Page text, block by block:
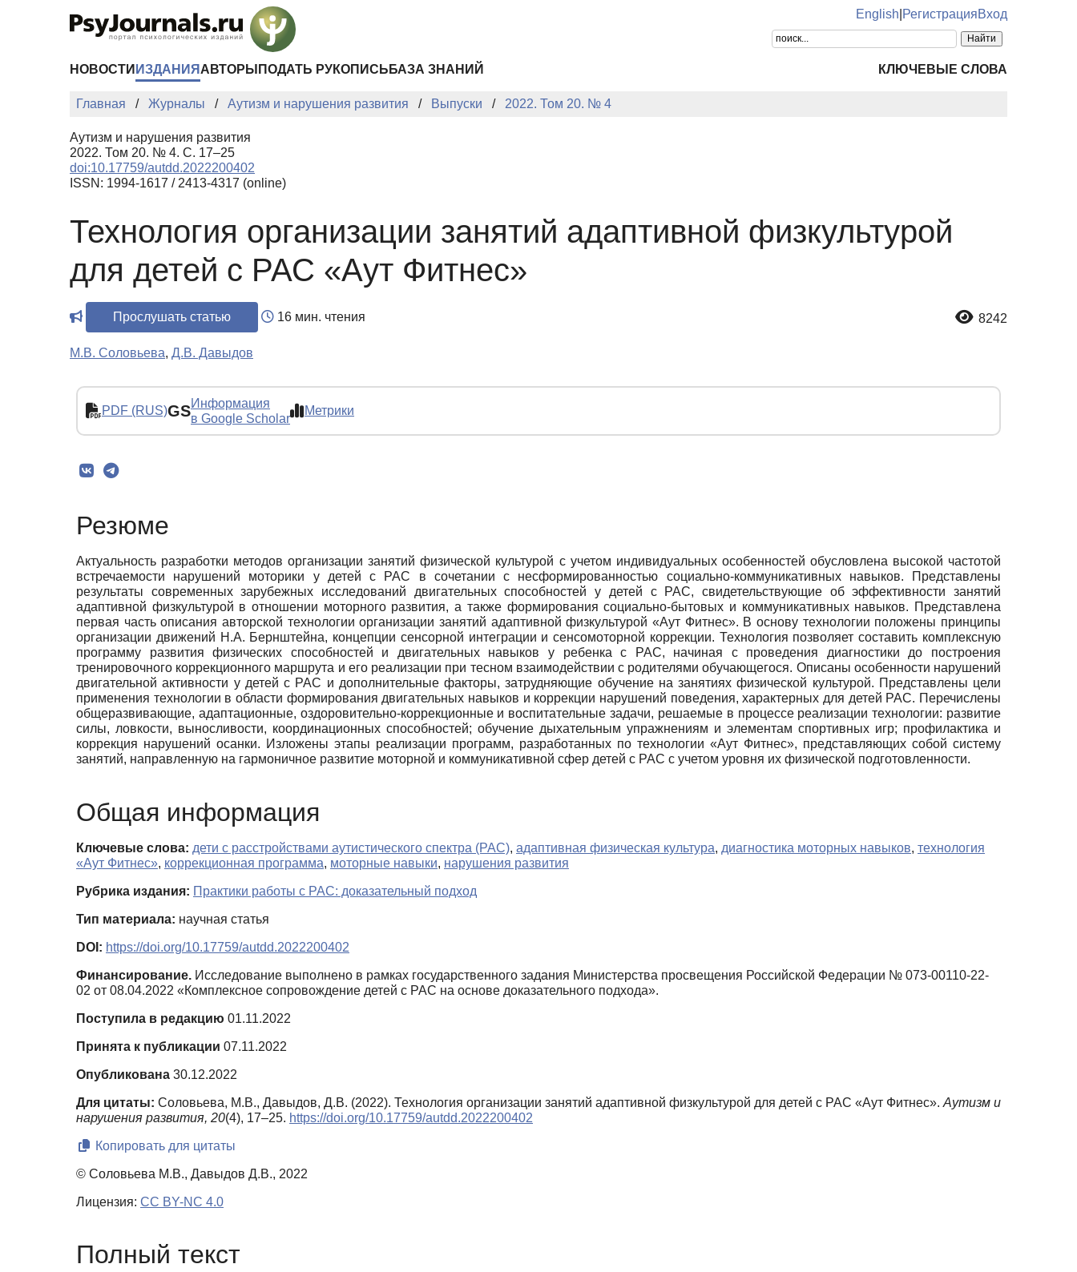
English РегистрацияВход
НОВОСТИ ИЗДАНИЯ АВТОРЫ ПОДАТЬ РУКОПИСЬ БАЗА ЗНАНИЙ КЛЮЧЕВЫЕ СЛОВА
Главная Журналы Аутизм и нарушения развития Выпуски 2022. Том 20. № 4
Аутизм и нарушения развития
2022. Том 20. № 4. С. 17–25
doi:10.17759/autdd.2022200402
ISSN: 1994-1617 / 2413-4317 (online)
Технология организации занятий адаптивной физкультурой
для детей с РАС «Аут Фитнес»
Прослушать статью 16 мин. чтения 8242
М.В. Соловьева, Д.В. Давыдов
PDF (RUS)GSИнформация
в Google Scholar
Метрики
Резюме
Актуальность разработки методов организации занятий физической культурой с учетом индивидуальных особенностей обусловлена высокой частотой
встречаемости нарушений моторики у детей с РАС в сочетании с несформированностью социально-коммуникативных навыков. Представлены
результаты современных зарубежных исследований двигательных способностей у детей с РАС, свидетельствующие об эффективности занятий
адаптивной физкультурой в отношении моторного развития, а также формирования социально-бытовых и коммуникативных навыков. Представлена
первая часть описания авторской технологии организации занятий адаптивной физкультурой «Аут Фитнес». В основу технологии положены принципы
организации движений Н.А. Бернштейна, концепции сенсорной интеграции и сенсомоторной коррекции. Технология позволяет составить комплексную
программу развития физических способностей и двигательных навыков у ребенка с РАС, начиная с проведения диагностики до построения
тренировочного коррекционного маршрута и его реализации при тесном взаимодействии с родителями обучающегося. Описаны особенности нарушений
двигательной активности у детей с РАС и дополнительные факторы, затрудняющие обучение на занятиях физической культурой. Представлены цели
применения технологии в области формирования двигательных навыков и коррекции нарушений поведения, характерных для детей РАС. Перечислены
общеразвивающие, адаптационные, оздоровительно-коррекционные и воспитательные задачи, решаемые в процессе реализации технологии: развитие
силы, ловкости, выносливости, координационных способностей; обучение дыхательным упражнениям и элементам спортивных игр; профилактика и
коррекция нарушений осанки. Изложены этапы реализации программ, разработанных по технологии «Аут Фитнес», представляющих собой систему
занятий, направленную на гармоничное развитие моторной и коммуникативной сфер детей с РАС с учетом уровня их физической подготовленности.
Общая информация
Ключевые слова: дети с расстройствами аутистического спектра (РАС), адаптивная физическая культура, диагностика моторных навыков, технология
«Аут Фитнес», коррекционная программа, моторные навыки, нарушения развития
Рубрика издания: Практики работы с РАС: доказательный подход
Тип материала: научная статья
DOI: https://doi.org/10.17759/autdd.2022200402
Финансирование. Исследование выполнено в рамках государственного задания Министерства просвещения Российской Федерации № 073-00110-22-
02 от 08.04.2022 «Комплексное сопровождение детей с РАС на основе доказательного подхода».
Поступила в редакцию 01.11.2022
Принята к публикации 07.11.2022
Опубликована 30.12.2022
Для цитаты: Соловьева, М.В., Давыдов, Д.В. (2022). Технология организации занятий адаптивной физкультурой для детей с РАС «Аут Фитнес». Аутизм и
нарушения развития, 20(4), 17–25. https://doi.org/10.17759/autdd.2022200402
Копировать для цитаты
© Соловьева М.В., Давыдов Д.В., 2022
Лицензия: CC BY-NC 4.0
Полный текст